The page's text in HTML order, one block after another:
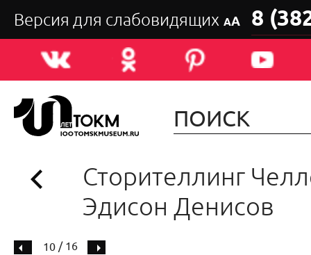
Версия для слабовидящих АА 8
Сторителлинг
Эдисон Денисов
10 / 16